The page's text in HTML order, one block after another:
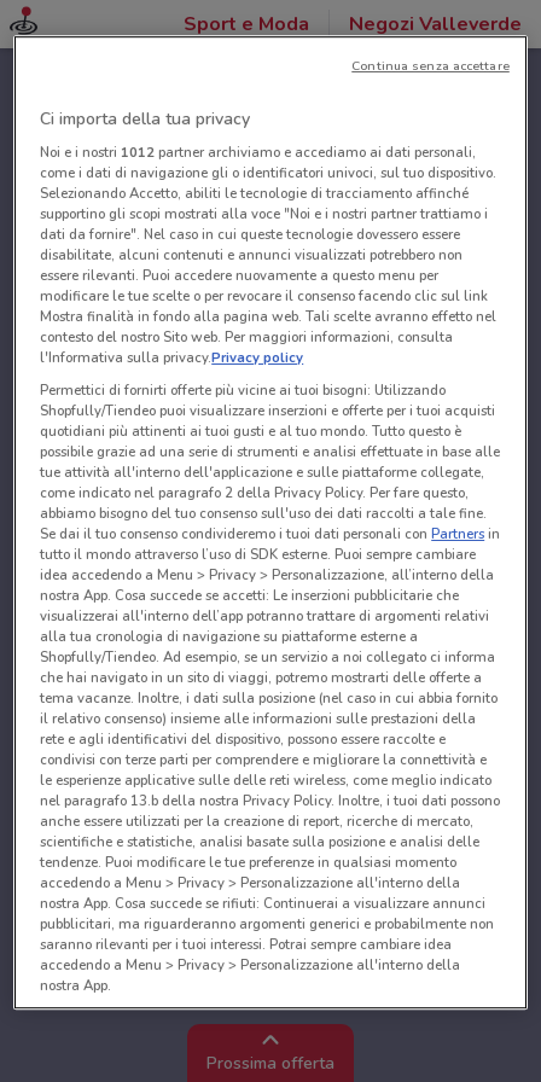
Sport e Moda Negozi Valleverde
Prossima offerta
Ci importa della tua privacy
Noi e i nostri 1012partner archiviamo e accediamo ai dati personali,
come i dati di navigazione gli o identificatori univoci, sul tuo dispositivo.
Selezionando Accetto, abiliti le tecnologie di tracciamento affinché
supportino gli scopi mostrati alla voce "Noi e i nostri partner trattiamo i
dati da fornire". Nel caso in cui queste tecnologie dovessero essere
disabilitate, alcuni contenuti e annunci visualizzati potrebbero non
essere rilevanti. Puoi accedere nuovamente a questo menu per
modificare le tue scelte o per revocare il consenso facendo clic sul link
Mostra finalità in fondo alla pagina web. Tali scelte avranno effetto nel
contesto del nostro Sito web. Per maggiori informazioni, consulta
l'Informativa sulla privacy.Privacy policy
Permettici di fornirti offerte più vicine ai tuoi bisogni: Utilizzando
Shopfully/Tiendeo puoi visualizzare inserzioni e offerte per i tuoi acquisti
quotidiani più attinenti ai tuoi gusti e al tuo mondo. Tutto questo è
possibile grazie ad una serie di strumenti e analisi effettuate in base alle
tue attività all'interno dell'applicazione e sulle piattaforme collegate,
come indicato nel paragrafo 2 della Privacy Policy. Per fare questo,
abbiamo bisogno del tuo consenso sull'uso dei dati raccolti a tale fine.
Se dai il tuo consenso condivideremo i tuoi dati personali conPartnersin
tutto il mondo attraverso l’uso di SDK esterne. Puoi sempre cambiare
idea accedendo a Menu > Privacy > Personalizzazione, all’interno della
nostra App. Cosa succede se accetti: Le inserzioni pubblicitarie che
visualizzerai all'interno dell’app potranno trattare di argomenti relativi
alla tua cronologia di navigazione su piattaforme esterne a
Shopfully/Tiendeo. Ad esempio, se un servizio a noi collegato ci informa
che hai navigato in un sito di viaggi, potremo mostrarti delle offerte a
tema vacanze. Inoltre, i dati sulla posizione (nel caso in cui abbia fornito
il relativo consenso) insieme alle informazioni sulle prestazioni della
rete e agli identificativi del dispositivo, possono essere raccolte e
condivisi con terze parti per comprendere e migliorare la connettività e
le esperienze applicative sulle delle reti wireless, come meglio indicato
nel paragrafo 13.b della nostra Privacy Policy. Inoltre, i tuoi dati possono
anche essere utilizzati per la creazione di report, ricerche di mercato,
scientifiche e statistiche, analisi basate sulla posizione e analisi delle
tendenze. Puoi modificare le tue preferenze in qualsiasi momento
accedendo a Menu > Privacy > Personalizzazione all'interno della
nostra App. Cosa succede se rifiuti: Continuerai a visualizzare annunci
pubblicitari, ma riguarderanno argomenti generici e probabilmente non
saranno rilevanti per i tuoi interessi. Potrai sempre cambiare idea
accedendo a Menu > Privacy > Personalizzazione all'interno della
nostra App.
Noi e i nostri partner trattiamo i dati per fornire:
Utilizzare dati di geolocalizzazione precisi. Scansione attiva delle
caratteristiche del dispositivo ai fini dell’identificazione. Archiviare
Continua senza accettare